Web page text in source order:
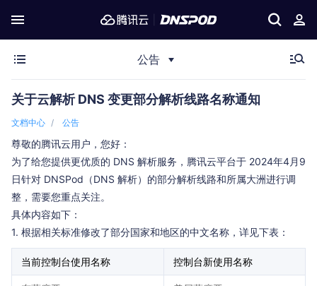
公告
关于云解析 DNS 变更部分解析线路名称通知
文档中心 公告
尊敬的腾讯云用户，您好：
为了给您提供更优质的 DNS 解析服务，腾讯云平台于 2024年4月9
日针对 DNSPod（DNS 解析）的部分解析线路和所属大洲进行调
整，需要您重点关注。
具体内容如下：
1. 根据相关标准修改了部分国家和地区的中文名称，详见下表：
当前控制台使用名称 控制台新使用名称